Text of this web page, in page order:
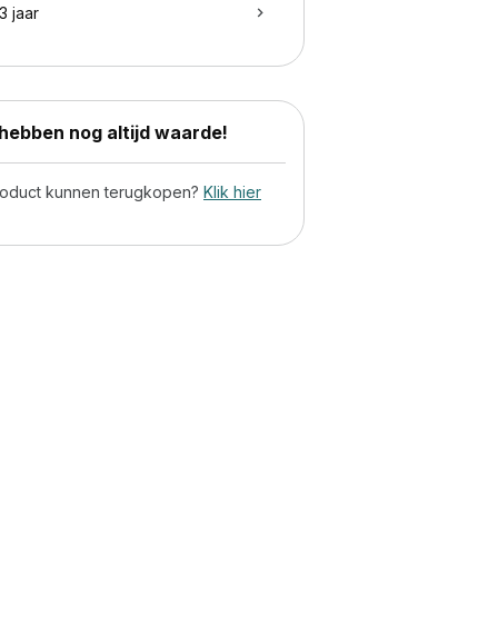
jaar
nog altijd waarde!
kunnen terugkopen? Klik hier